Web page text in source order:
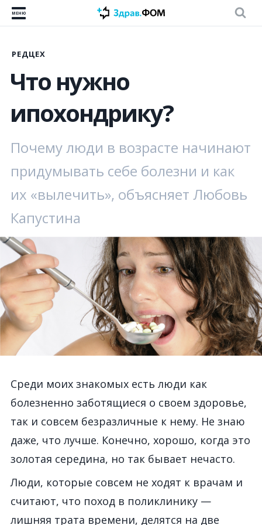
МЕНЮ
РЕДЦЕХ
Что нужно
ипохондрику?
Почему люди в возрасте начинают
придумывать себе болезни и как
их «вылечить», объясняет Любовь
Капустина
Среди моих знакомых есть люди как
болезненно заботящиеся о своем здоровье,
так и совсем безразличные к нему. Не знаю
даже, что лучше. Конечно, хорошо, когда это
золотая середина, но так бывает нечасто.
Люди, которые совсем не ходят к врачам и
считают, что поход в поликлинику —
лишняя трата времени, делятся на две